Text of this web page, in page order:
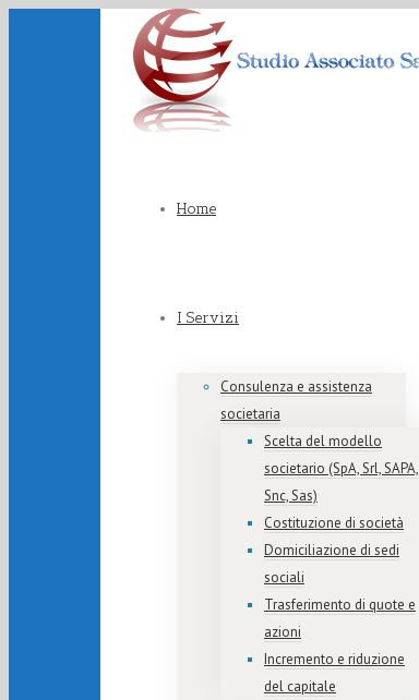
Home
I Servizi
Consulenza e assistenza
societaria
Scelta del modello
societario (SpA, Srl, SAPA,
Snc, Sas)
Costituzione di società
Domiciliazione di sedi
sociali
Trasferimento di quote e
azioni
Incremento e riduzione
del capitale